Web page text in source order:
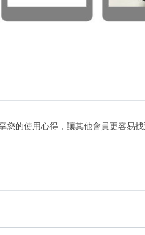
您的使用心得，讓其他會員更容易